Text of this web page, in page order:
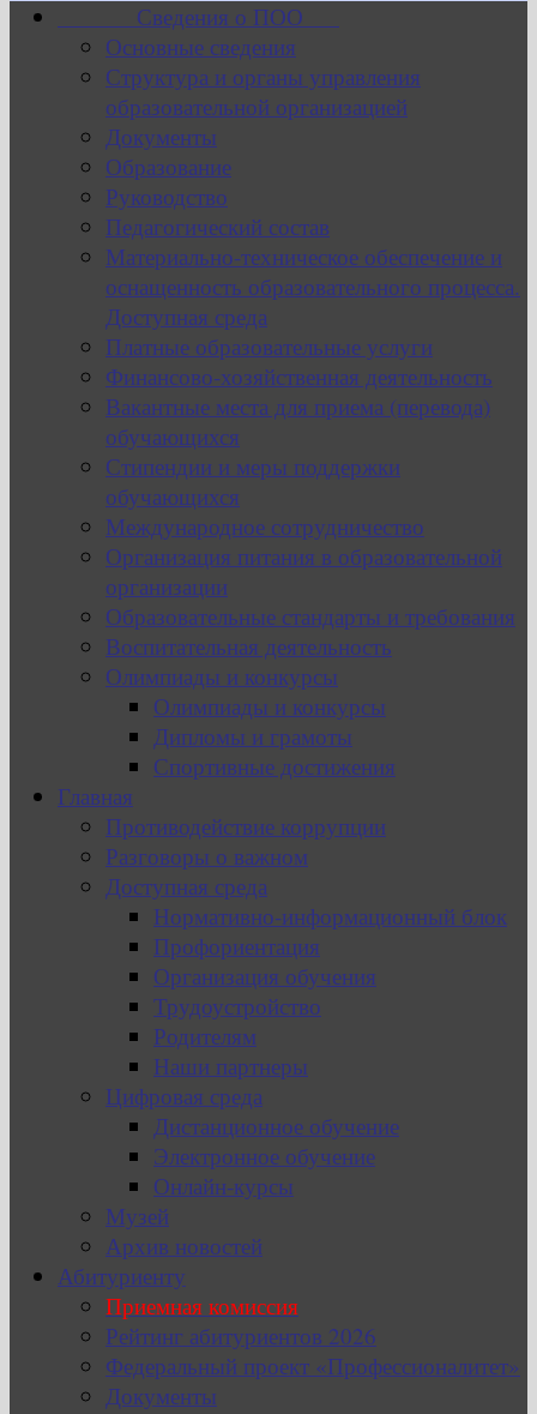
Сведения о ПОО
Основные сведения
Структура и органы управления
образовательной организацией
Документы
Образование
Руководство
Педагогический состав
Материально-техническое обеспечение и
оснащенность образовательного процесса.
Доступная среда
Платные образовательные услуги
Финансово-хозяйственная деятельность
Вакантные места для приема (перевода)
обучающихся
Стипендии и меры поддержки
обучающихся
Международное сотрудничество
Организация питания в образовательной
организации
Образовательные стандарты и требования
Воспитательная деятельность
Олимпиады и конкурсы
Олимпиады и конкурсы
Дипломы и грамоты
Спортивные достижения
Главная
Противодействие коррупции
Разговоры о важном
Доступная среда
Нормативно-информационный блок
Профориентация
Организация обучения
Трудоустройство
Родителям
Наши партнеры
Цифровая среда
Дистанционное обучение
Электронное обучение
Онлайн-курсы
Музей
Архив новостей
Абитуриенту
Приемная комиссия
Рейтинг абитуриентов 2026
Федеральный проект «Профессионалитет»
Документы